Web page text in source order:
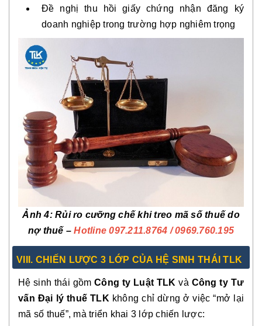
Đề nghị thu hồi giấy chứng nhận đăng ký
doanh nghiệp trong trường hợp nghiêm trọng
Ảnh 4: Rủi ro cưỡng chế khi treo mã số thuế do
nợ thuế –Hotline 097.211.8764 / 0969.760.195
VIII. CHIẾN LƯỢC 3 LỚP CỦA HỆ SINH THÁI TLK
Hệ sinh thái gồmCông ty Luật TLK và Công ty Tư
vấn Đại lý thuế TLK không chỉ dừng ở việc “mở lại
mã số thuế”, mà triển khai 3 lớp chiến lược: